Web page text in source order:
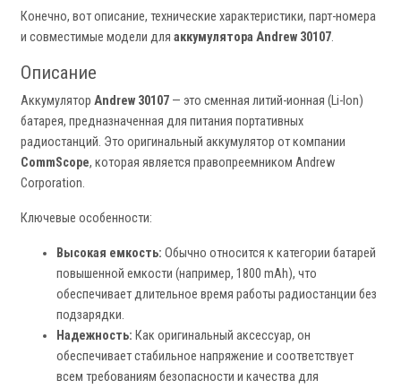
Конечно, вот описание, технические характеристики, парт-номера
и совместимые модели для аккумулятора Andrew 30107.
Описание
Аккумулятор Andrew 30107 — это сменная литий-ионная (Li-Ion)
батарея, предназначенная для питания портативных
радиостанций. Это оригинальный аккумулятор от компании
CommScope, которая является правопреемником Andrew
Corporation.
Ключевые особенности:
Высокая емкость: Обычно относится к категории батарей
повышенной емкости (например, 1800 mAh), что
обеспечивает длительное время работы радиостанции без
подзарядки.
Надежность: Как оригинальный аксессуар, он
обеспечивает стабильное напряжение и соответствует
всем требованиям безопасности и качества для